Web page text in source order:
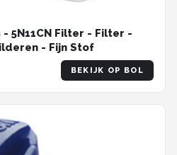
5N11CN Filter - Filter -
- Fijn Stof
BEKIJK OP BOL